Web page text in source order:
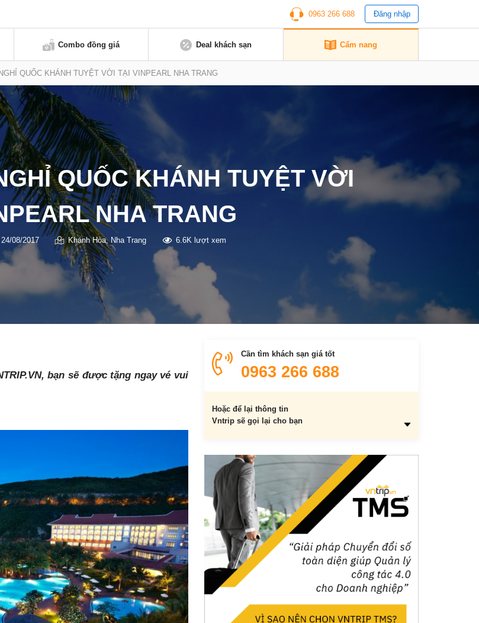
0963 266 688 Đăng nhập
Combo đồng giá Deal khách sạn Cẩm nang
QUỐC KHÁNH TUYỆT VỜI TẠI VINPEARL NHA TRANG
QUỐC KHÁNH TUYỆT VỜI
NHA TRANG
08/2017 Khánh Hòa, Nha Trang 6.6K lượt xem
bạn sẽ được tặng ngay vé vui
Cần tìm khách sạn giá tốt
0963 266 688
Hoặc để lại thông tin
Vntrip sẽ gọi lại cho bạn